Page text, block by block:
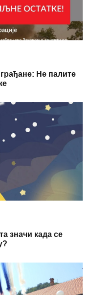
Не палите
значи када се